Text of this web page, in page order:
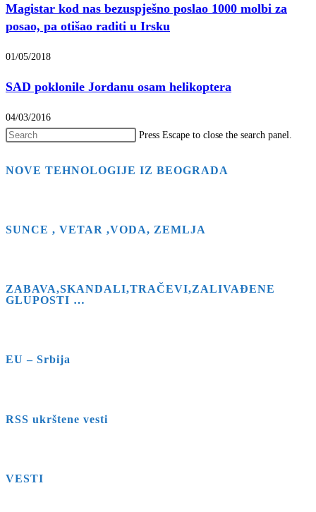
Magistar kod nas bezuspješno poslao 1000 molbi za
posao, pa otišao raditi u Irsku
01/05/2018
SAD poklonile Jordanu osam helikoptera
04/03/2016
Press Escape to close the search panel.
NOVE TEHNOLOGIJE IZ BEOGRADA
SUNCE , VETAR ,VODA, ZEMLJA
ZABAVA,SKANDALI,TRAČEVI,ZALIVAĐENE
GLUPOSTI …
EU – Srbija
RSS ukrštene vesti
VESTI